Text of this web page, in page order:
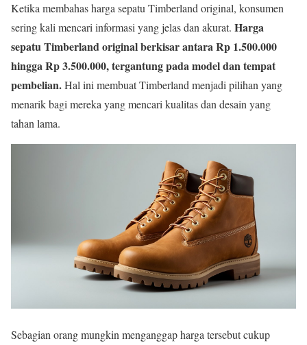
Ketika membahas harga sepatu Timberland original, konsumen
sering kali mencari informasi yang jelas dan akurat. Harga
sepatu Timberland original berkisar antara Rp 1.500.000
hingga Rp 3.500.000, tergantung pada model dan tempat
pembelian.Hal ini membuat Timberland menjadi pilihan yang
menarik bagi mereka yang mencari kualitas dan desain yang
tahan lama.
Sebagian orang mungkin menganggap harga tersebut cukup